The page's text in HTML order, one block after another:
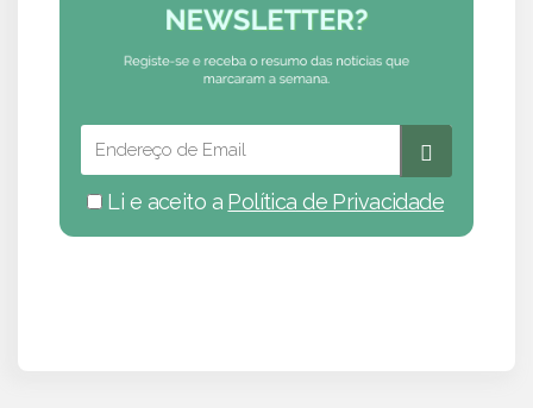
Li e aceito a Política de Privacidade